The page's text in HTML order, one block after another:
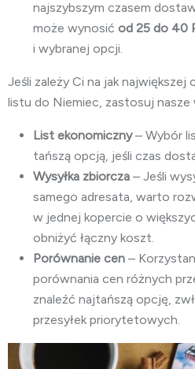
najszybszym czasem
może wynosić od 25 do 40
i wybranej opcji.
Jeśli zależy Ci na jak największej
listu do Niemiec, zastosuj nasze
List ekonomiczny– Wybór
tańszą opcją, jeśli czas
Wysyłka zbiorcza – Jeśli
samego adresata, warto
w jednej kopercie o
obniżyć łączny koszt.
Porównanie cen –
porównania cen różnych
znaleźć najtańszą opcję,
przesyłek priorytetowych.